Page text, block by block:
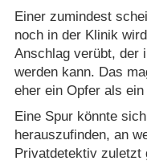
Einer zumindest
noch in der Klinik
Anschlag verübt, der
werden kann. Das
eher ein Opfer als
Eine Spur könnte
herauszufinden, an
Privatdetektiv zuletzt